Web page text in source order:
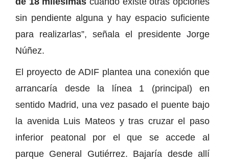
sin pendiente alguna y hay espacio suficiente
para realizarlas”, señala el presidente Jorge
Núñez.
El proyecto de ADIF plantea una conexión que
arrancaría desde la línea 1 (principal) en
sentido Madrid, una vez pasado el puente bajo
la avenida Luis Mateos y tras cruzar el paso
inferior peatonal por el que se accede al
parque General Gutiérrez. Bajaría desde allí